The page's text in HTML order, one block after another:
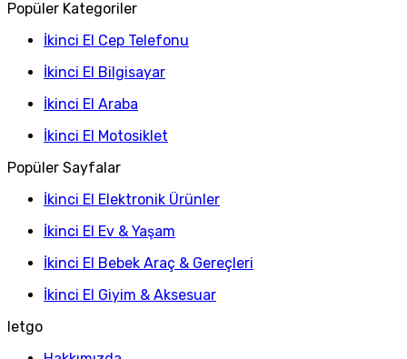
Popüler Kategoriler
İkinci El Cep Telefonu
İkinci El Bilgisayar
İkinci El Araba
İkinci El Motosiklet
Popüler Sayfalar
İkinci El Elektronik Ürünler
İkinci El Ev & Yaşam
İkinci El Bebek Araç & Gereçleri
İkinci El Giyim & Aksesuar
letgo